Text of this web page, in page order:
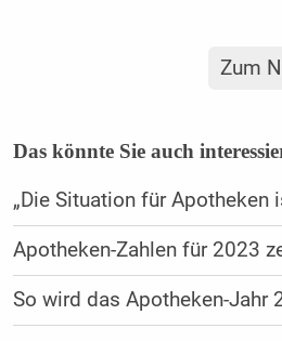
Zum
Das könnte Sie auch
„Die Situation für Apotheken
Apotheken-Zahlen für 2023
So wird das Apotheken-Jahr